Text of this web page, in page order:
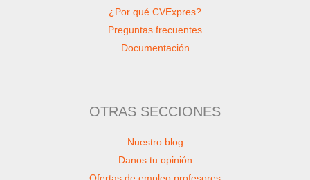
¿Por qué CVExpres?
Preguntas frecuentes
Documentación
OTRAS SECCIONES
Nuestro blog
Danos tu opinión